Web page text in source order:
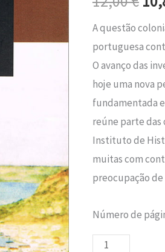
A questão
portuguesa
O avanço das
hoje uma nova
fundamentada
reúne parte das
Instituto de
muitas com
preocupação
Número de
(Sécs.
XIX
e
XX)